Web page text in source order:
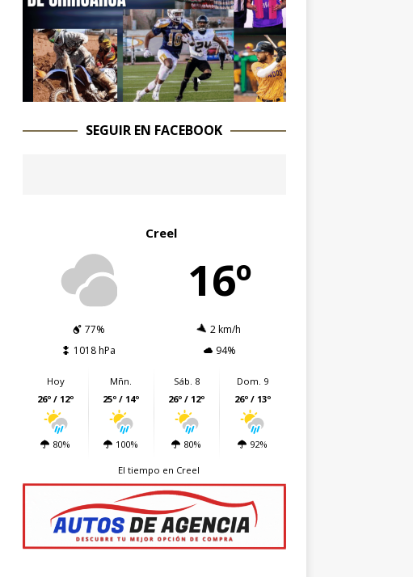
SEGUIR EN FACEBOOK
Creel
16º
77%
2 km/h
1018 hPa
94%
Hoy
26º / 12º
80%
Mñn.
25º / 14º
100%
Sáb. 8
26º / 12º
80%
Dom. 9
26º / 13º
92%
El tiempo en Creel